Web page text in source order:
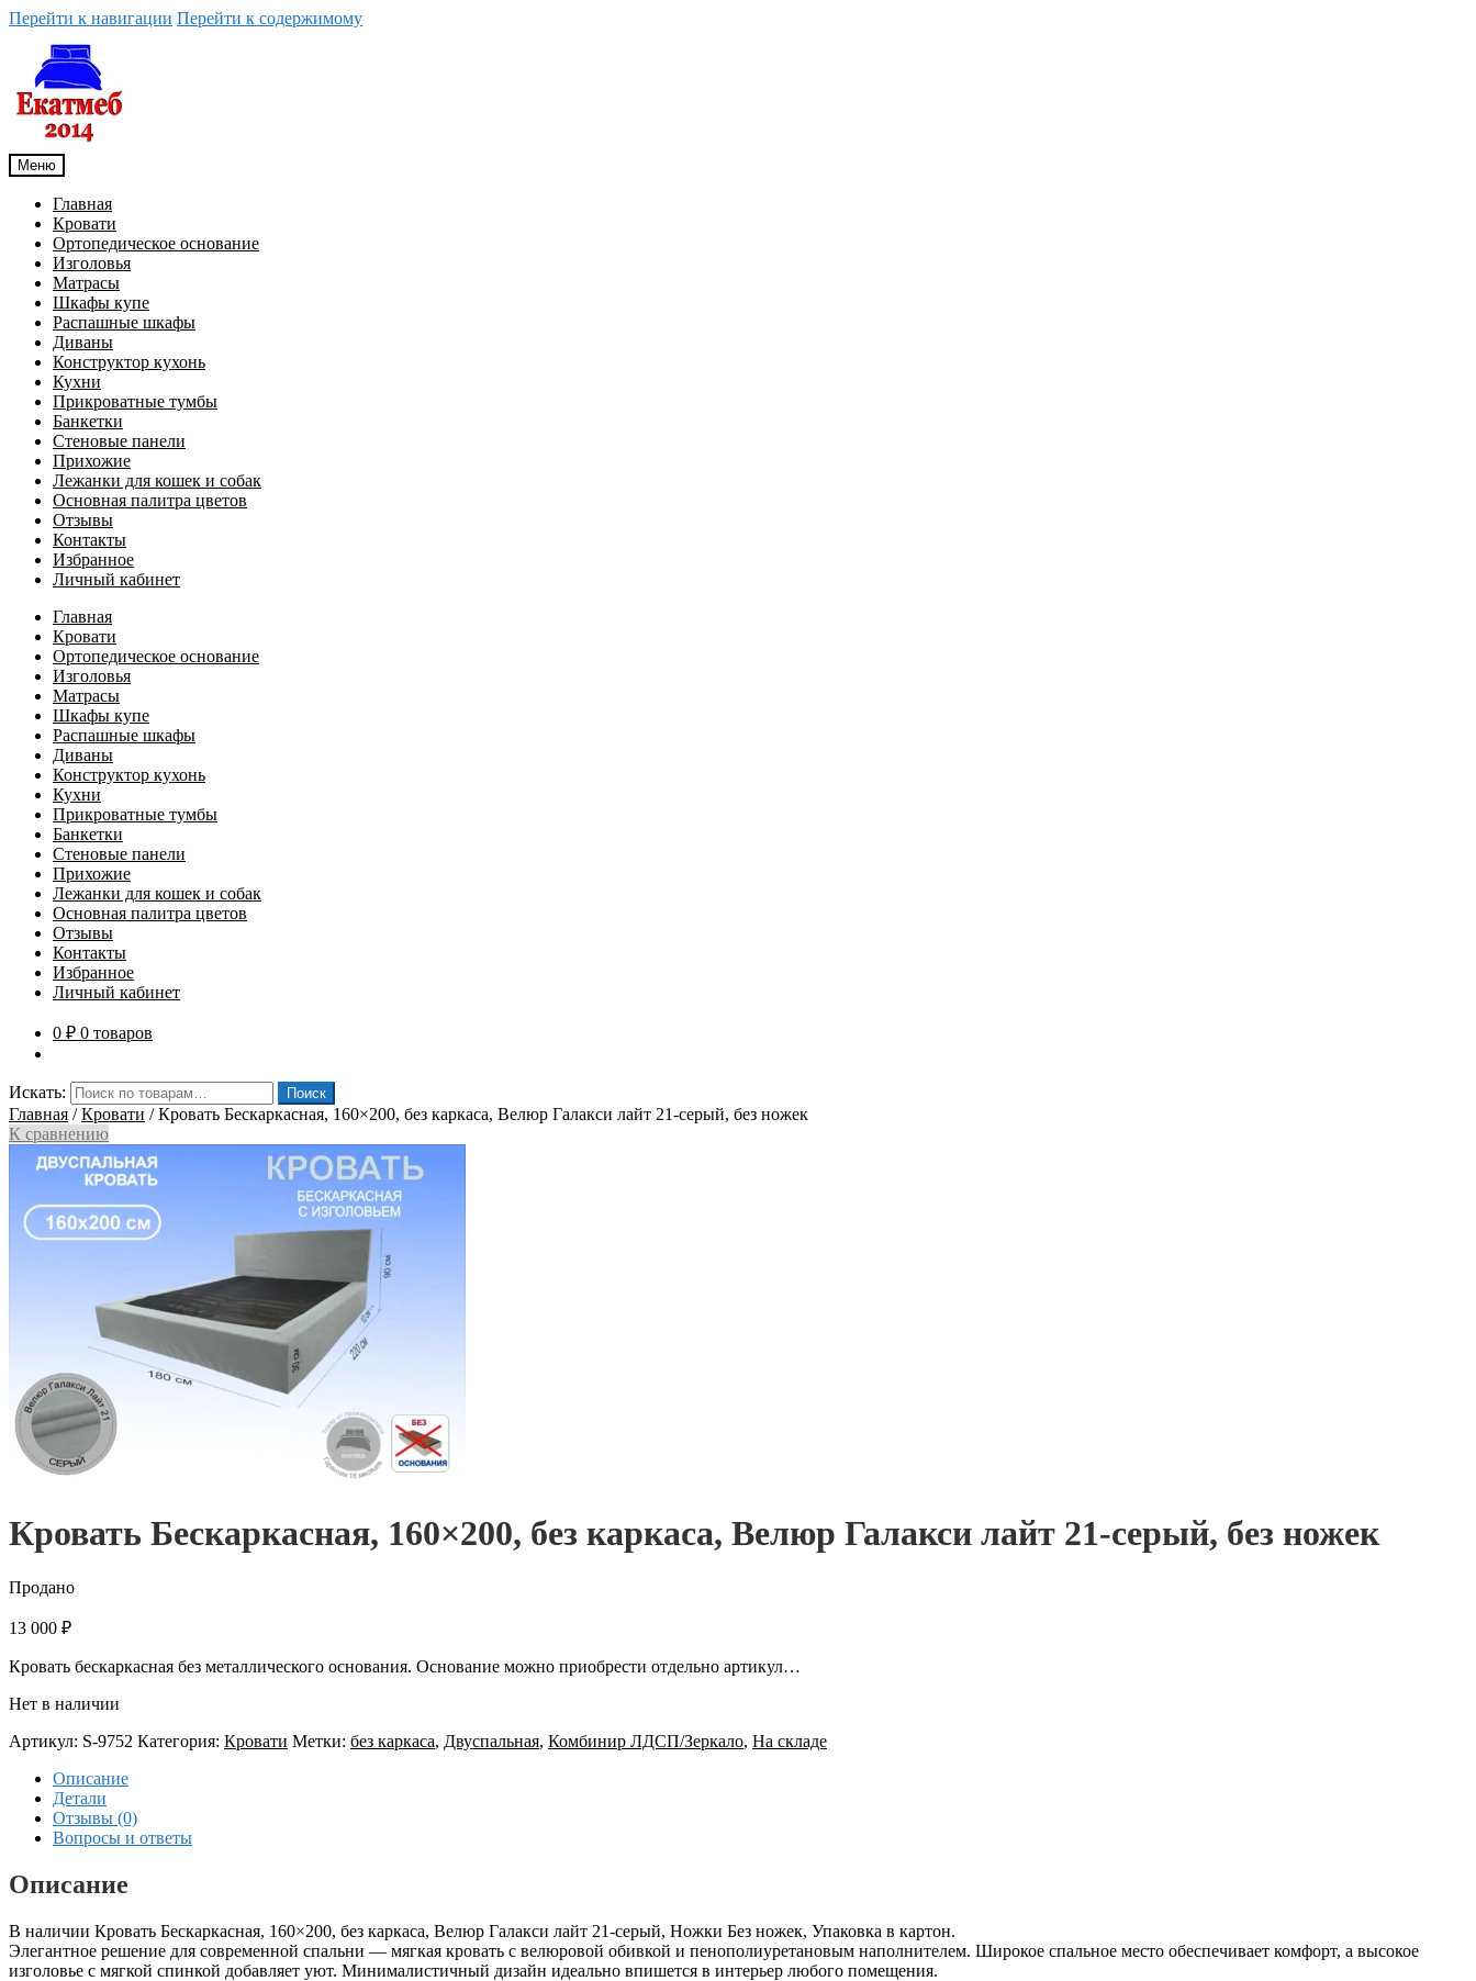
Перейти к навигации Перейти к содержимому
Меню
Главная
Кровати
Ортопедическое основание
Изголовья
Матрасы
Шкафы купе
Распашные шкафы
Диваны
Конструктор кухонь
Кухни
Прикроватные тумбы
Банкетки
Стеновые панели
Прихожие
Лежанки для кошек и собак
Основная палитра цветов
Отзывы
Контакты
Избранное
Личный кабинет
Главная
Кровати
Ортопедическое основание
Изголовья
Матрасы
Шкафы купе
Распашные шкафы
Диваны
Конструктор кухонь
Кухни
Прикроватные тумбы
Банкетки
Стеновые панели
Прихожие
Лежанки для кошек и собак
Основная палитра цветов
Отзывы
Контакты
Избранное
Личный кабинет
0 ₽ 0 товаров
Искать: Поиск
Главная /Кровати /Кровать Бескаркасная, 160×200, без каркаса, Велюр Галакси лайт 21-серый, без ножек
К сравнению
Кровать Бескаркасная, 160×200, без каркаса, Велюр Галакси лайт 21-серый, без ножек
Продано
13 000 ₽
Кровать бескаркасная без металлического основания. Основание можно приобрести отдельно артикул…
Нет в наличии
Артикул: S-9752 Категория: Кровати Метки: без каркаса, Двуспальная, Комбинир ЛДСП/Зеркало, На складе
Описание
Детали
Отзывы (0)
Вопросы и ответы
Описание
В наличии Кровать Бескаркасная, 160×200, без каркаса, Велюр Галакси лайт 21-серый, Ножки Без ножек, Упаковка в картон.
Элегантное решение для современной спальни — мягкая кровать с велюровой обивкой и пенополиуретановым наполнителем. Широкое спальное место обеспечивает комфорт, а высокое
изголовье с мягкой спинкой добавляет уют. Минималистичный дизайн идеально впишется в интерьер любого помещения.